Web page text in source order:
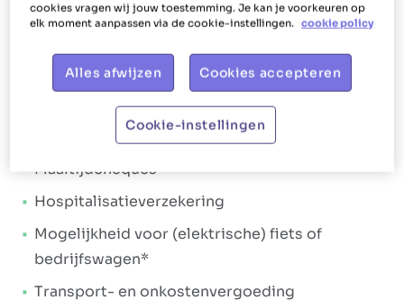
bijstaan. Het uiteindelijke doel is jou laten
stralen. Daarom krijg je bij Het Poetsbureau Gent
tal vanextralegale voordelenen een
aantrekkelijk verloningspakket. Het
verloningspakket:
Brutoloon tussen €14,67 en €15,53 per uur
Maaltijdcheques
Hospitalisatieverzekering
Mogelijkheid voor (elektrische) fiets of
bedrijfswagen*
Transport- en onkostenvergoeding
cookies vragen wij jouw toestemming. Je kan je voorkeuren op
elk moment aanpassen via de cookie-instellingen. cookie policy
Alles afwijzen Cookies accepteren
Cookie-instellingen